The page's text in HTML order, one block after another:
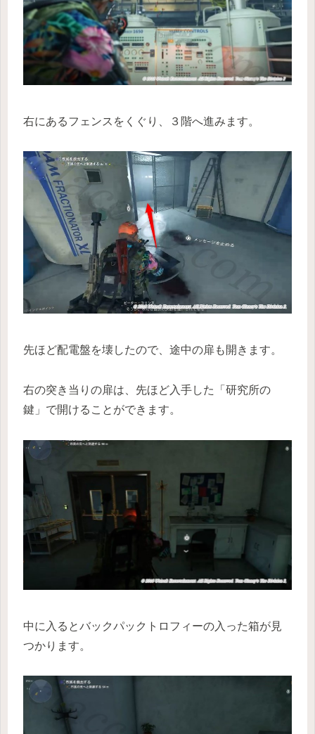
右にあるフェンスをくぐり、３階へ進みます。
先ほど配電盤を壊したので、途中の扉も開きます。
右の突き当りの扉は、先ほど入手した「研究所の
鍵」で開けることができます。
中に入るとバックパックトロフィーの入った箱が見
つかります。